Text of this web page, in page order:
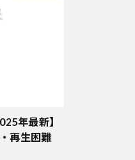
年最新】
再生困難